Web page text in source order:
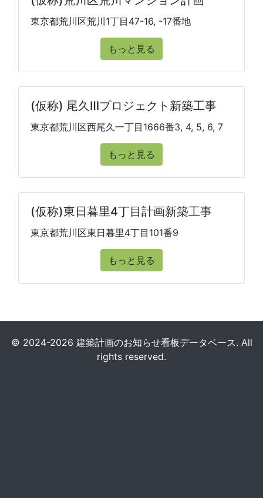
東京都荒川区荒川1丁目47-16, -17番地
もっと見る
(仮称) 尾久Ⅲプロジェクト新築工事
東京都荒川区西尾久一丁目1666番3, 4, 5, 6, 7
もっと見る
(仮称)東日暮里4丁目計画新築工事
東京都荒川区東日暮里4丁目101番9
もっと見る
© 2024-2026 建築計画のお知らせ看板データベース. All
rights reserved.